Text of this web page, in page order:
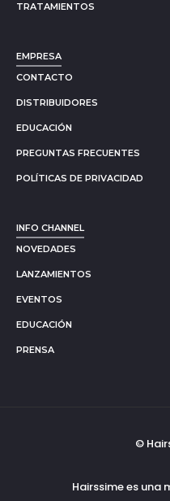
TRATAMIENTOS
EMPRESA
CONTACTO
DISTRIBUIDORES
EDUCACIÓN
PREGUNTAS FRECUENTES
POLÍTICAS DE PRIVACIDAD
INFO CHANNEL
NOVEDADES
LANZAMIENTOS
EVENTOS
EDUCACIÓN
PRENSA
©
Hairssime es una